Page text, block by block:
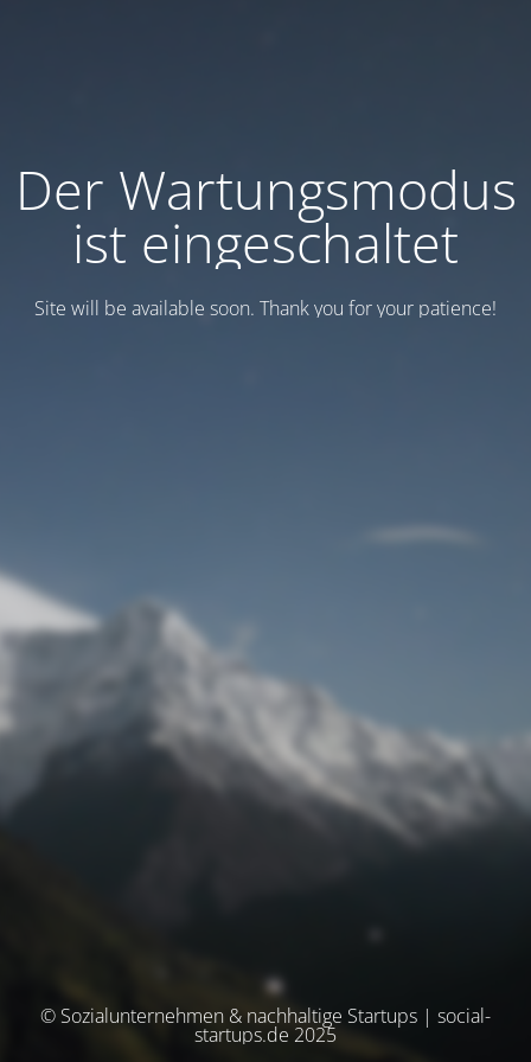
Der Wartungsmodus
ist eingeschaltet
Site will be available soon. Thank you for your patience!
© Sozialunternehmen & nachhaltige Startups | social-
startups.de 2025